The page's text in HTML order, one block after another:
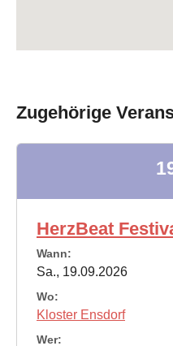
Zugehörige
HerzBeat
Wann:
Sa., 19.09.2026
Wo:
Kloster Ensdorf
Wer: